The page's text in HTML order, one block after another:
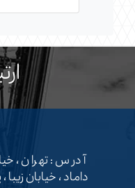
آدرس : تهران ،
داماد ، خیابان زیبا ، پلاک